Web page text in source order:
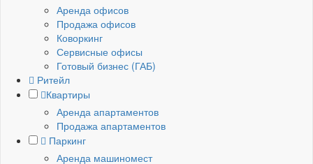
Аренда офисов
Продажа офисов
Коворкинг
Сервисные офисы
Готовый бизнес (ГАБ)
Ритейл
Квартиры
Аренда апартаментов
Продажа апартаментов
Паркинг
Аренда машиномест